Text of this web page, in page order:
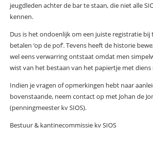
jeugdleden achter de bar te staan, die niet alle
kennen.
Dus is het ondoenlijk om een juiste registratie
betalen ‘op de pof’. Tevens heeft de historie
wel eens verwarring ontstaat omdat men
wist van het bestaan van het papiertje met diens
Indien je vragen of opmerkingen hebt naar
bovenstaande, neem contact op met Johan de
(penningmeester kv SIOS).
Bestuur & kantinecommissie kv SIOS